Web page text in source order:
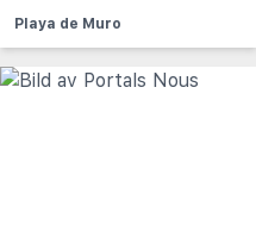
Playa de Muro